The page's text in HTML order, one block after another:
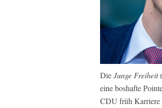
DieJunge Freiheit
eine boshafte
CDU früh Karriere